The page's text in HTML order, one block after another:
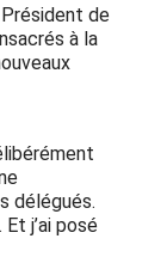
de
à la
délégués.
j’ai posé